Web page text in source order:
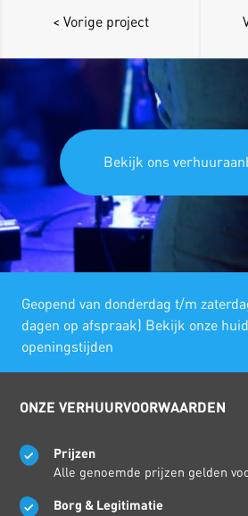
< Vorige project
Bekijk ons
Geopend van donderdag t/m
dagen op afspraak) Bekijk onze
openingstijden
ONZE VERHUURVOORWAARDEN
Prijzen
Alle genoemde prijzen gelden
Borg & Legitimatie